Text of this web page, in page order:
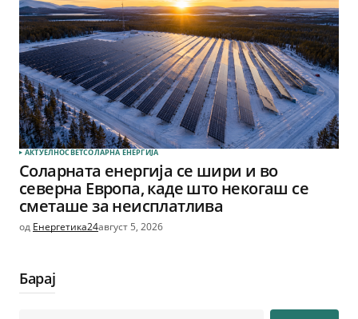
АКТУЕЛНОСВЕТСОЛАРНА EНЕРГИЈА
Соларната енергија се шири и во
северна Европа, каде што некогаш се
сметаше за неисплатлива
од Енергетика24август 5, 2026
Барај